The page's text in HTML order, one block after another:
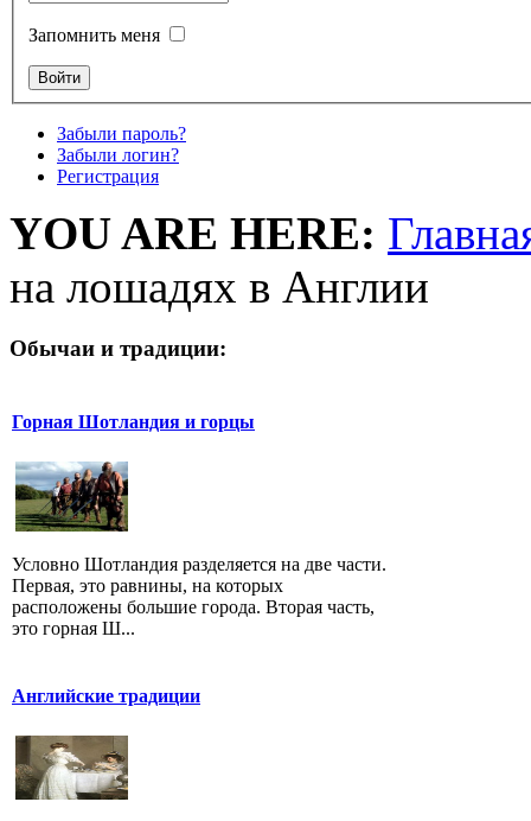
Запомнить меня
Забыли пароль?
Забыли логин?
Регистрация
YOU ARE HERE:
на лошадях в Англии
Обычаи и традиции:
Горная Шотландия и горцы
Условно Шотландия разделяется на две части.
Первая, это равнины, на которых
расположены большие города. Вторая часть,
это горная Ш...
Английские традиции